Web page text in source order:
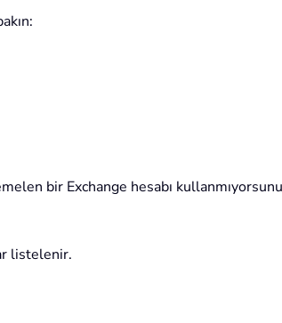
bir Exchange hesabı
listelenir.